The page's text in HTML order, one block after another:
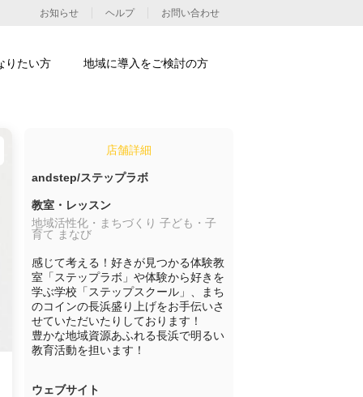
店舗詳細
andstep/ステップラボ
教室・レッスン
地域活性化・まちづくり 子ども・子
育て まなび
感じて考える！好きが見つかる体験教
室「ステップラボ」や体験から好きを
学ぶ学校「ステップスクール」、まち
のコインの長浜盛り上げをお手伝いさ
せていただいたりしております！
豊かな地域資源あふれる長浜で明るい
教育活動を担います！
ウェブサイト
お知らせ ヘルプ お問い合わせ
りたい方 地域に導入をご検討の方